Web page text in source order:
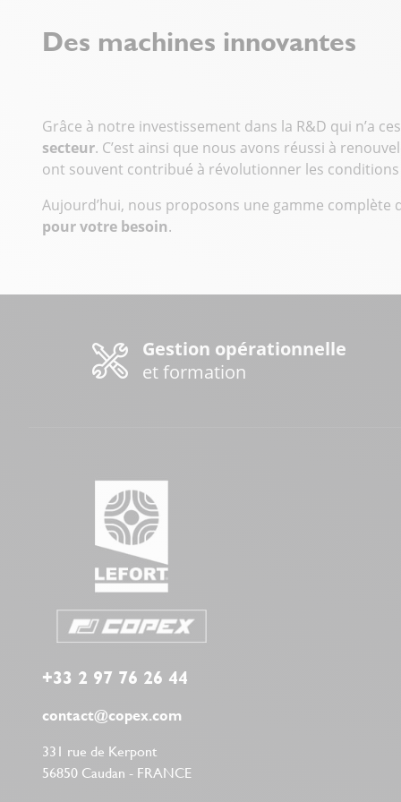
choix
réfléchi,
schweiz
illustre
comment
et
anticipation
dans
d’efficacité
bachelor
schreiben
industrial
decision-
making,
of
mirrors
boldness
of
Des machines innovantes
Grâce à notre investissement dans la R&D qui n’a
secteur. C’est ainsi que nous avons réussi à
ont souvent contribué à révolutionner les conditions
Aujourd’hui, nous proposons une gamme
pour votre besoin.
Produkcja i eksploatacja pras wymagają myślenia
Nowoczesne linie przemysłowe wymagają jasnych
Gestion opérationnelle
et formation
+33 2 97 76 26 44
contact@copex.com
331 rue de Kerpont
56850 Caudan - FRANCE